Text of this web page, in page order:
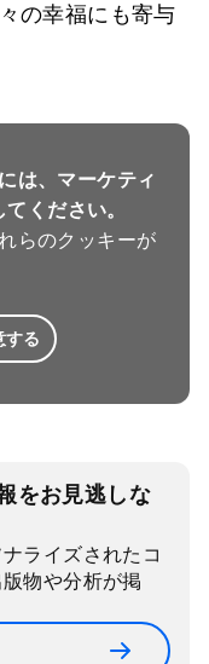
の幸福にも寄与
は、マーケティ
ください。
らのクッキーが
する
をお見逃しな
ライズされたコ
物や分析が掲